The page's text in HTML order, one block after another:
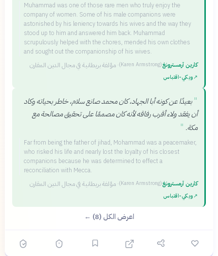
Muhammad was one of those rare men who truly enjoy the
company of women. Some of his male companions were
astonished by his leniency towards his wives and the way they
stood up to him and answered him back. Muhammad
scrupulously helped with the chores, mended his own clothes
and sought out the companionship of his wives.
كارين آرمسترونغ
(Karen Armstrong)
· مؤلفة بريطانية في مجال الدين المقارن
↗ويكي‑اقتباس
" بعيدًا عن كونه أبا الجهاد، كان محمد صانع سلام، خاطر بحياته وكاد
أن يفقد ولاء أقرب رفاقه لأنه كان مصممًا على تحقيق مصالحة مع
مكة. "
Far from being the father of jihad, Mohammad was a peacemaker,
who risked his life and nearly lost the loyalty of his closest
companions because he was determined to effect a
reconciliation with Mecca.
كارين آرمسترونغ
(Karen Armstrong)
· مؤلفة بريطانية في مجال الدين المقارن
↗ويكي‑اقتباس
اعرض الكل (8) ←